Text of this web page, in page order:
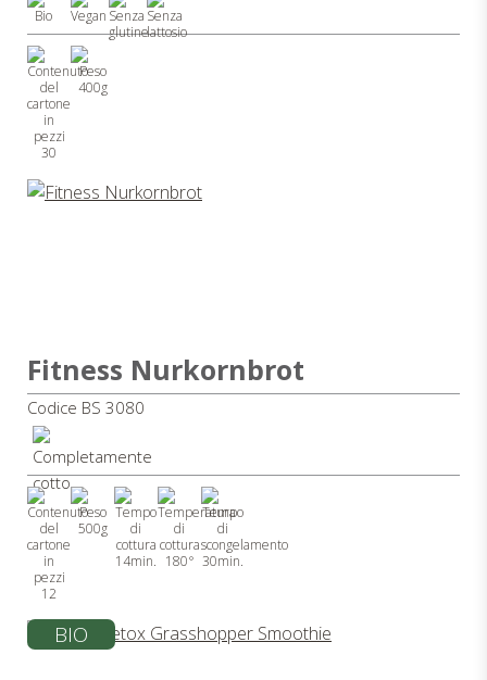
30
400g
Fitness Nurkornbrot
Codice BS 3080
12
500g
14min. 180° 30min.
BIO